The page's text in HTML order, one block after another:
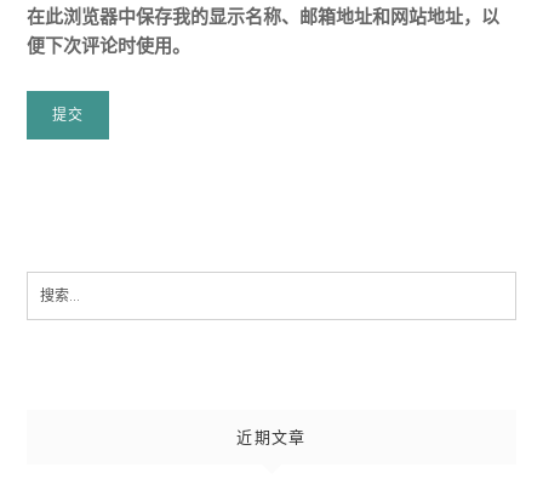
在此浏览器中保存我的显示名称、邮箱地址和网站地址，以
便下次评论时使用。
Search
近期文章